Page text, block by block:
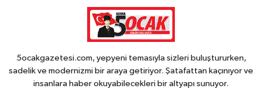
5ocakgazetesi.com, yepyeni temasıyla sizleri buluştururken,
sadelik ve modernizmi bir araya getiriyor. Şatafattan kaçınıyor ve
insanlara haber okuyabilecekleri bir altyapı sunuyor.